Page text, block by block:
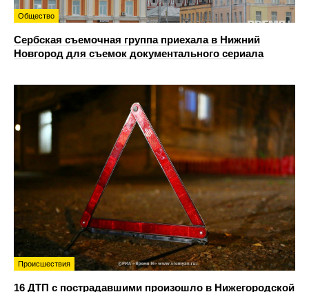
Общество
Сербская съемочная группа приехала в Нижний
Новгород для съемок документального сериала
Происшествия
16 ДТП с пострадавшими произошло в Нижегородской